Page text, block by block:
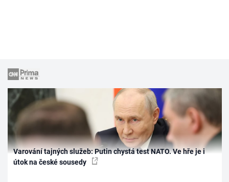
Varování tajných služeb: Putin chystá test NATO. Ve hře je i
útok na české sousedy